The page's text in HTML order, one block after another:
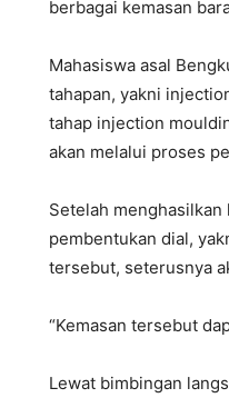
berbagai kemasan
Mahasiswa asal
tahapan, yakni
tahap injection
akan melalui proses
Setelah menghasilkan
pembentukan dial,
tersebut, seterusnya
“Kemasan tersebut
Lewat bimbingan